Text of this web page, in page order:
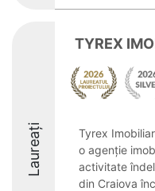
Laureați
TYREX
Tyrex
o agenție
activitate
din Craiova